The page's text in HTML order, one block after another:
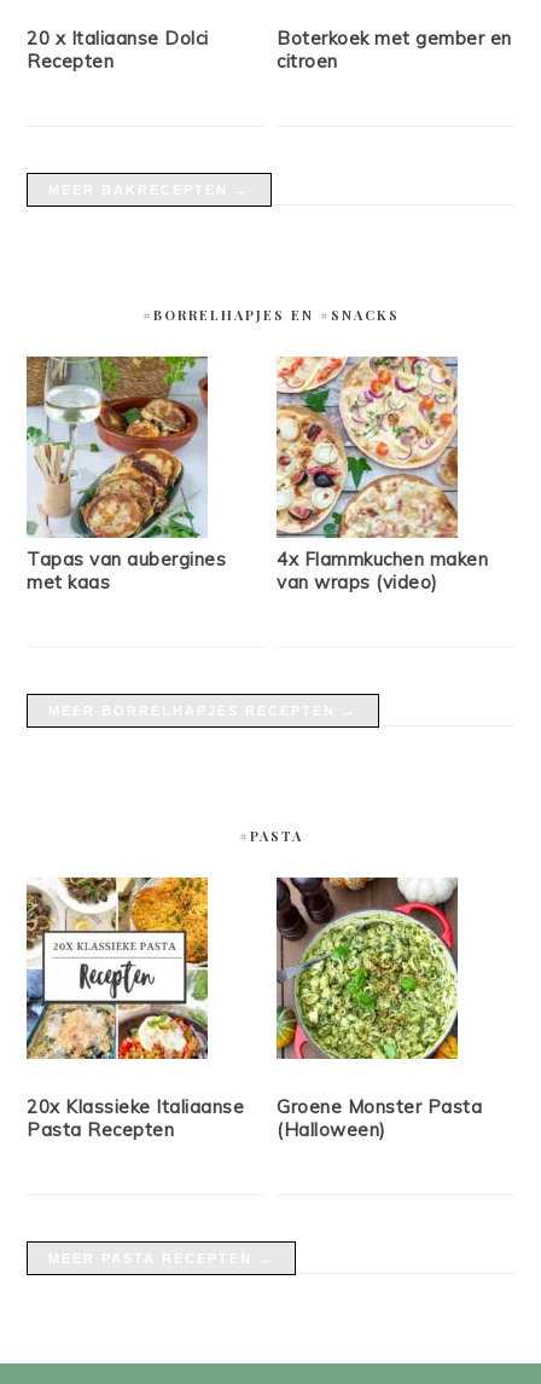
20 x Italiaanse Dolci
Recepten
Boterkoek met gember en
citroen
#BORRELHAPJES EN #SNACKS
Tapas van aubergines
met kaas
4x Flammkuchen maken
van wraps (video)
#PASTA
20x Klassieke Italiaanse
Pasta Recepten
Groene Monster Pasta
(Halloween)